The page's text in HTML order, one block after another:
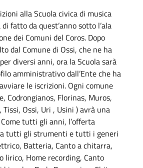
alla Scuola civica di musica
fatto da quest’anno sotto l’ala
dei Comuni del Coros. Dopo
dal Comune di Ossi, che ne ha
diversi anni, ora la Scuola sarà
amministrativo dall’Ente che ha
le iscrizioni. Ogni comune
Codrongianos, Florinas, Muros,
Ossi, Uri , Usini ) avrà una
tutti gli anni, l’offerta
tutti gli strumenti e tutti i generi
Batteria, Canto a chitarra,
lirico, Home recording, Canto